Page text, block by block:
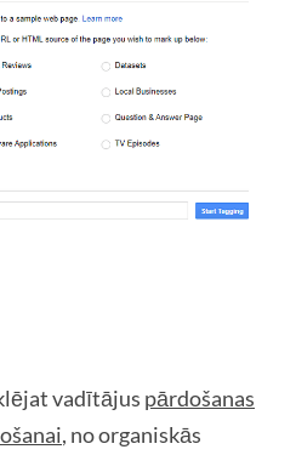
vadītājus pārdošanas
, no organiskās